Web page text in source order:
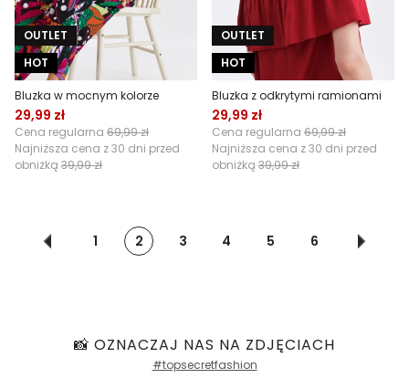
OUTLET
HOT
Bluzka w mocnym kolorze
29,99 zł
Cena regularna 69,99 zł
Najniższa cena z 30 dni przed
obniżką 39,99 zł
OUTLET
HOT
Bluzka z odkrytymi ramionami
29,99 zł
Cena regularna 69,99 zł
Najniższa cena z 30 dni przed
obniżką 39,99 zł
1 2 3 4 5 6
📸 OZNACZAJ NAS NA ZDJĘCIACH
#topsecretfashion